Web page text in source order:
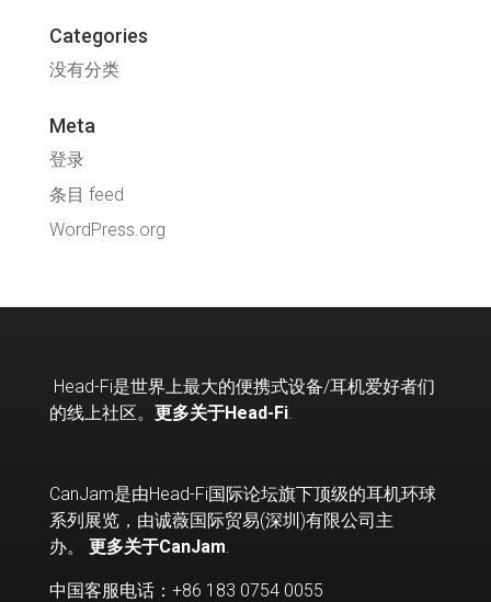
Categories
没有分类
Meta
登录
条目 feed
WordPress.org
Head-Fi是世界上最大的便携式设备/耳机爱好者们
的线上社区。 更多关于Head-Fi.
CanJam是由Head-Fi国际论坛旗下顶级的耳机环球
系列展览，由诚薇国际贸易(深圳)有限公司主
办。 更多关于CanJam.
中国客服电话：+86 183 0754 0055